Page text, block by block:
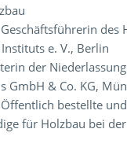
des
e. V., Berlin
der
GmbH & Co. KG,
bestellte
für Holzbau bei